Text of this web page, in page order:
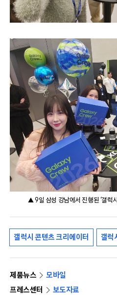
▲ 9일 삼성 강남에서 진행된 ‘갤럭
갤럭시 콘텐츠 크리에이터 갤럭
제품뉴스
모바일
프레스센터
보도자료